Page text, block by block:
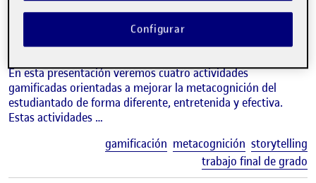
Estudios de Ciencias de la Información y de la Comunicación de la UOC
En esta presentación veremos cuatro actividades
gamificadas orientadas a mejorar la metacognición del
estudiantado de forma diferente, entretenida y efectiva.
Estas actividades …
gamificación metacognición storytelling
trabajo final de grado
Configurar